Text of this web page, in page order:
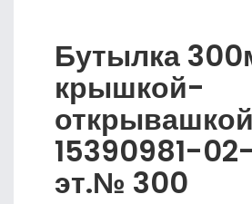
Бутылка
крышкой-
15390981-
эт.№ 300